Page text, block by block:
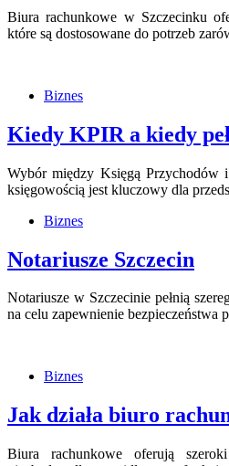
Biura rachunkowe w Szczecinku
które są dostosowane do potrzeb
Biznes
Kiedy KPIR a kiedy
Wybór między Księgą Przychodów
księgowością jest kluczowy dla
Biznes
Notariusze Szczecin
Notariusze w Szczecinie pełnią
na celu zapewnienie
Biznes
Jak działa biuro
Biura rachunkowe oferują